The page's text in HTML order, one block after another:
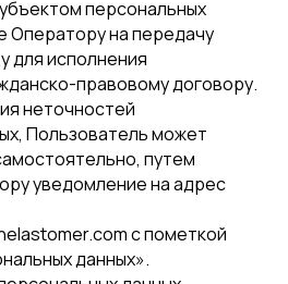
персональных
Оператору на передачу
для исполнения
правовому договору.
неточностей
Пользователь может
путем
уведомление на адрес
с пометкой
данных».
на